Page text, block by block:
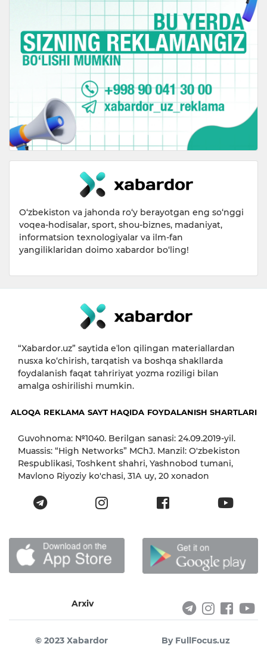
O‘zbekiston va jahonda ro‘y berayotgan eng so‘nggi
voqea-hodisalar, sport, shou-biznes, madaniyat,
informatsion texnologiyalar va ilm-fan
yangiliklaridan doimo xabardor bo‘ling!
“Xabardor.uz” saytida eʼlon qilingan materiallardan
nusxa ko‘chirish, tarqatish va boshqa shakllarda
foydalanish faqat tahririyat yozma roziligi bilan
amalga oshirilishi mumkin.
ALOQA REKLAMA SAYT HAQIDA FOYDALANISH SHARTLARI
Guvohnoma: №1040. Berilgan sanasi: 24.09.2019-yil.
Muassis: “High Networks” MChJ. Manzil: O'zbekiston
Respublikasi, Toshkent shahri, Yashnobod tumani,
Mavlono Riyoziy ko'chasi, 31А uy, 20 xonadon
Arxiv
© 2023 Xabardor By FullFocus.uz